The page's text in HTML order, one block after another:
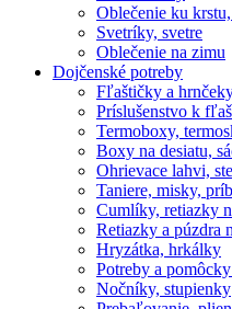
Oblečenie ku
Svetríky, svetre
Oblečenie na zimu
Dojčenské potreby
Fľaštičky a
Príslušenstvo k
Termoboxy,
Boxy na desiatu,
Ohrievace lahvi,
Taniere, misky,
Cumlíky, retiazky
Retiazky a púzdra
Hryzátka, hrkálky
Potreby a
Nočníky, stupienky